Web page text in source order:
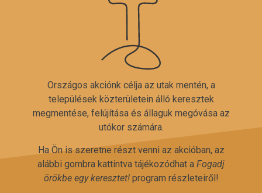
Országos akciónk célja az utak mentén, a
települések közterületein álló keresztek
megmentése, felújítása és állaguk megóvása az
utókor számára.
Ha Ön is szeretne részt venni az akcióban, az
alábbi gombra kattintva tájékozódhat a Fogadj
örökbe egy keresztet!program részleteiről!